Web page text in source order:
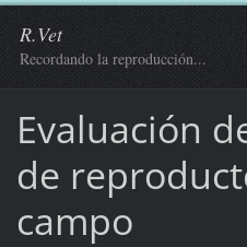
R.Vet
Recordando la reproducción...
Evaluación
de
campo